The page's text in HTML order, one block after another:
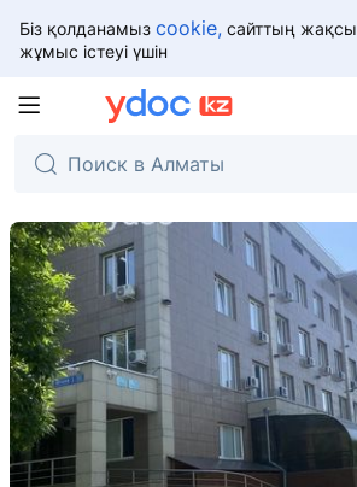
Біз қолданамыз cookie, сайттың жақсы
жұмыс істеуі үшін